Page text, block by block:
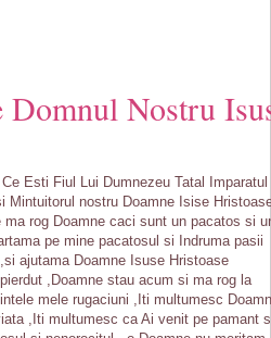
Domnul Nostru
Esti Fiul Lui Dumnezeu Tatal Imparatul
Mintuitorul nostru Doamne Isise
rog Doamne caci sunt un pacatos si
pe mine pacatosul si Indruma pasii
ajutama Doamne Isuse Hristoase
,Doamne stau acum si ma rog la
mele rugaciuni ,Iti multumesc
,Iti multumesc ca Ai venit pe pamant